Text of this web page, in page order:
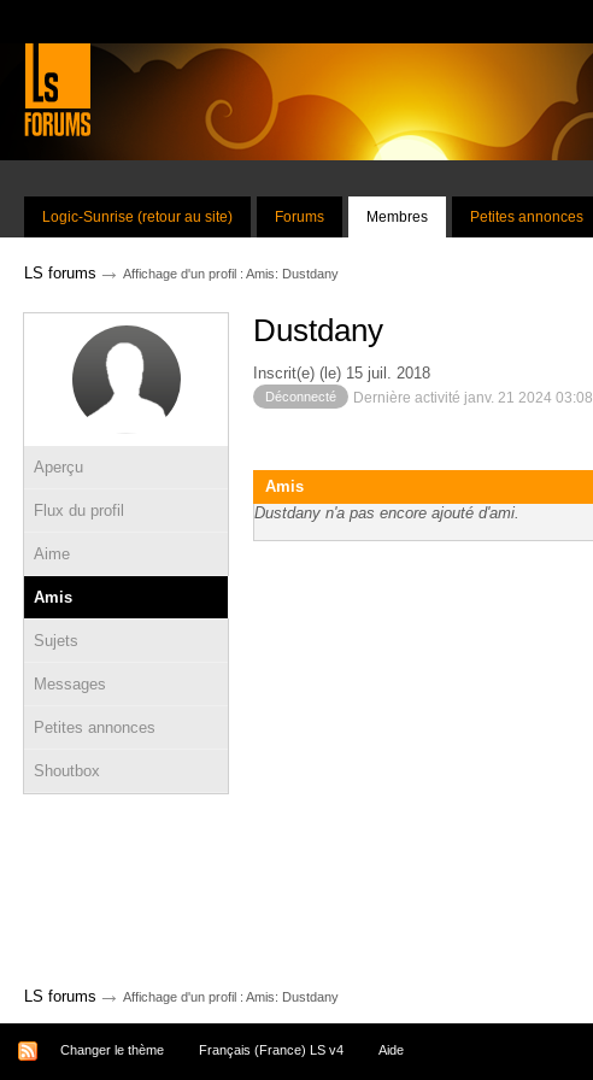
Logic-Sunrise (retour au site) Forums Membres Petites annonces
LS forums → Affichage d'un profil : Amis: Dustdany
Aperçu
Flux du profil
Aime
Amis
Sujets
Messages
Petites annonces
Shoutbox
Dustdany
Inscrit(e) (le) 15 juil. 2018
Déconnecté Dernière activité janv. 21 2024 03:08
Amis
Dustdany n'a pas encore ajouté d'ami.
LS forums → Affichage d'un profil : Amis: Dustdany
Changer le thème Français (France) LS v4 Aide